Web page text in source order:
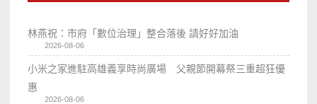
林燕祝：市府「數位治理」整合落後 請好好加油
2026-08-06
小米之家進駐高雄義享時尚廣場 父親節開幕祭三重超狂優
惠
2026-08-06